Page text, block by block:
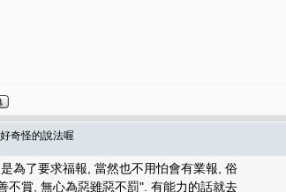
奇怪的說法喔
為了要求福報, 當然也不用怕會有業報, 俗
不賞, 無心為惡雖惡不罰". 有能力的話就去